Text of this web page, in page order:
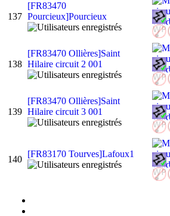
137
[FR83470
Pourcieux]Pourcieux
138
[FR83470 Ollières]Saint
Hilaire circuit 2 001
139
[FR83470 Ollières]Saint
Hilaire circuit 3 001
140
[FR83170 Tourves]Lafoux1